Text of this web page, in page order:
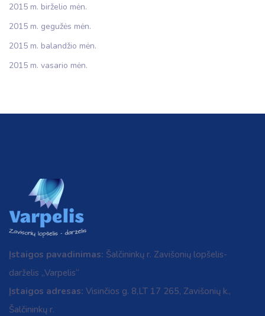
2015 m. birželio mėn.
2015 m. gegužės mėn.
2015 m. balandžio mėn.
2015 m. vasario mėn.
Įstaigos pavadinimas: Šalčininkų r. Zavišonių lopšelis-
darželis „Varpelis“
Įstaigos adresas: Visinčios g. 8,LT 17 265, Zavišonių k.,
Šalčininkų r.